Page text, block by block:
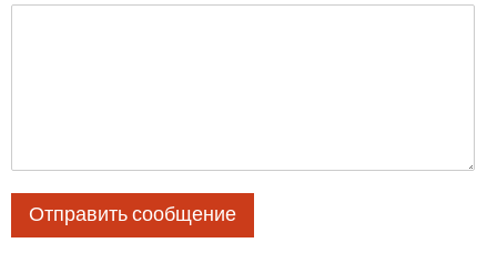
Отправить сообщение